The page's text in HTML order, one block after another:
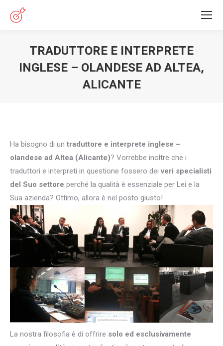
TRADUTTORE E INTERPRETE
INGLESE – OLANDESE AD ALTEA,
ALICANTE
Ha bisogno di un traduttore e interprete inglese –
olandese ad Altea (Alicante)? Vorrebbe inoltre che i
traduttori e interpreti in questione fossero dei veri specialisti
del Suo settore perché la qualità è essenziale per Lei e la
Sua azienda? Ottimo, allora è nel posto giusto!
La nostra filosofia è di offrire solo ed esclusivamente